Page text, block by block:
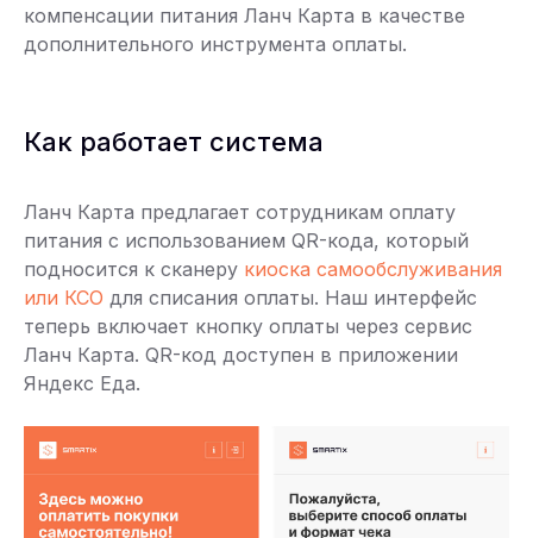
компенсации питания Ланч Карта в качестве
дополнительного инструмента оплаты.
Как работает система
Ланч Карта предлагает сотрудникам оплату
питания с использованием QR-кода, который
подносится к сканеру киоска самообслуживания
или КСО для списания оплаты. Наш интерфейс
теперь включает кнопку оплаты через сервис
Ланч Карта. QR-код доступен в приложении
Яндекс Еда.